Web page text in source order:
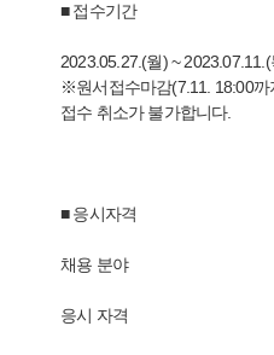
■ 접수기간
2023.05.27.(월) ~
※원서접수마감(7.11. 18:00까
접수 취소가 불가합니다.
■ 응시자격
채용 분야
응시 자격